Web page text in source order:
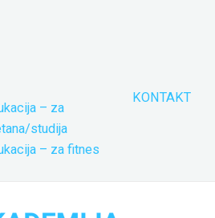
– za
studija
– za fitnes
KONTAKT